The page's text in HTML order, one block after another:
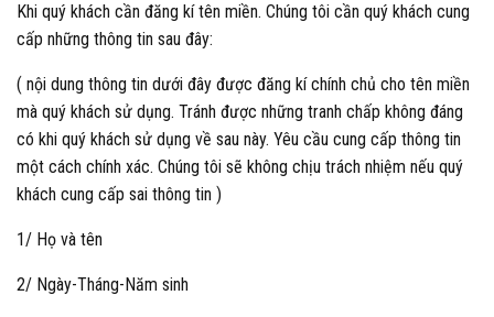
Khi quý khách cần đăng kí tên miền. Chúng tôi cần quý khách cung
cấp những thông tin sau đây:
( nội dung thông tin dưới đây được đăng kí chính chủ cho tên miền
mà quý khách sử dụng. Tránh được những tranh chấp không đáng
có khi quý khách sử dụng về sau này. Yêu cầu cung cấp thông tin
một cách chính xác. Chúng tôi sẽ không chịu trách nhiệm nếu quý
khách cung cấp sai thông tin )
1/ Họ và tên
2/ Ngày-Tháng-Năm sinh